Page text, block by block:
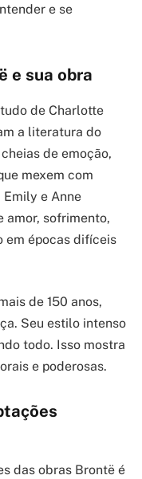
e se
e sua obra
de Charlotte
a literatura do
de emoção,
mexem com
e Anne
amor, sofrimento,
em épocas difíceis
de 150 anos,
Seu estilo intenso
todo. Isso mostra
e poderosas.
das obras Brontë é